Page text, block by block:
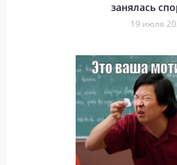
занялась
19 июля